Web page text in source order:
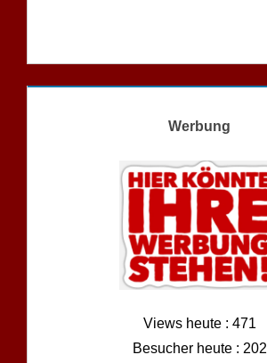
Werbung
Views heute : 471
Besucher heute : 202